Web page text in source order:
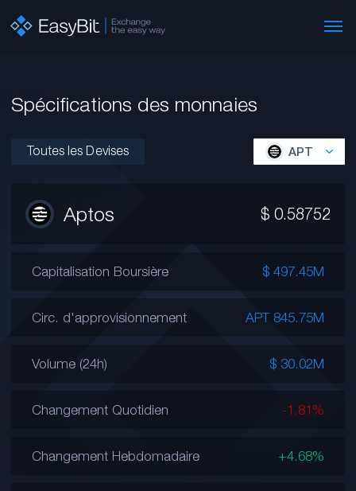
Spécifications des monnaies
Toutes les Devises APT
Aptos $ 0.58752
Capitalisation Boursière $ 497.45M
Circ. d'approvisionnement APT 845.75M
Volume (24h) $ 30.02M
Changement Quotidien -1.81%
Changement Hebdomadaire +4.68%